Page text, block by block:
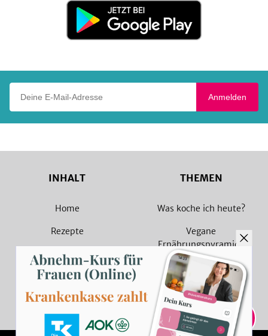
Jetzt
Google
Anmelden
INHALT
Home
Rezepte
Magazin
Sammlungen
Rezept Suche
THEMEN
Was koche ich heute?
Vegane
Ernährungspyramide
Vegane Rezepte
Vegetarische Rezepte